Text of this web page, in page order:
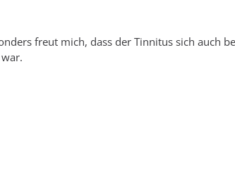
freut mich, dass der Tinnitus sich auch